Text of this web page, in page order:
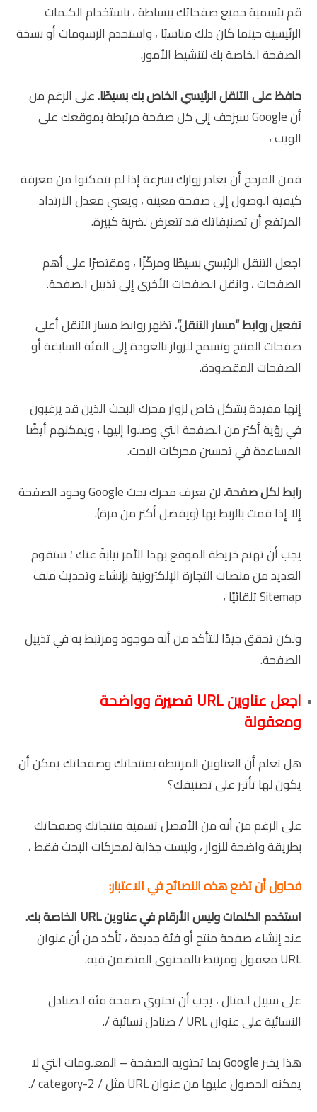
قم بتسمية جميع صفحاتك ببساطة ، باستخدام الكلمات
الرئيسية حيثما كان ذلك مناسبًا ، واستخدم الرسومات أو نسخة
الصفحة الخاصة بك لتنشيط الأمور.
حافظ على التنقل الرئيسي الخاص بك بسيطًا.على الرغم من
أن Google سيزحف إلى كل صفحة مرتبطة بموقعك على
الويب ،
فمن المرجح أن يغادر زوارك بسرعة إذا لم يتمكنوا من معرفة
كيفية الوصول إلى صفحة معينة ، ويعني معدل الارتداد
المرتفع أن تصنيفاتك قد تتعرض لضربة كبيرة.
اجعل التنقل الرئيسي بسيطًا ومركّزًا ، ومقتصرًا على أهم
الصفحات ، وانقل الصفحات الأخرى إلى تذييل الصفحة.
تفعيل روابط “مسار التنقل”.تظهر روابط مسار التنقل أعلى
صفحات المنتج وتسمح للزوار بالعودة إلى الفئة السابقة أو
الصفحات المقصودة.
إنها مفيدة بشكل خاص لزوار محرك البحث الذين قد يرغبون
في رؤية أكثر من الصفحة التي وصلوا إليها ، ويمكنهم أيضًا
المساعدة في تحسين محركات البحث.
رابط لكل صفحة.
لن يعرف محرك بحث Google وجود الصفحة
إلا إذا قمت بالربط بها (ويفضل أكثر من مرة).
يجب أن تهتم خريطة الموقع بهذا الأمر نيابةً عنك ؛ ستقوم
العديد من منصات التجارة الإلكترونية بإنشاء وتحديث ملف
Sitemap تلقائيًا ،
ولكن تحقق جيدًا للتأكد من أنه موجود ومرتبط به في تذييل
الصفحة.
اجعل عناوينURL قصيرة وواضحة
ومعقولة
هل تعلم أن العناوين المرتبطة بمنتجاتك وصفحاتك يمكن أن
يكون لها تأثير على تصنيفك؟
على الرغم من أنه من الأفضل تسمية منتجاتك وصفحاتك
بطريقة واضحة للزوار ، وليست جذابة لمحركات البحث فقط ،
فحاول أن تضع هذه النصائح في الاعتبار:
استخدم الكلمات وليس الأرقام في عناوينURLالخاصة بك.
عند إنشاء صفحة منتج أو فئة جديدة ، تأكد من أن عنوان
URL معقول ومرتبط بالمحتوى المتضمن فيه.
على سبيل المثال ، يجب أن تحتوي صفحة فئة الصنادل
النسائية على عنوان URL / صنادل نسائية /.
هذا يخبر Google بما تحتويه الصفحة – المعلومات التي لا
يمكنه الحصول عليها من عنوان URL مثل / category-2 /.